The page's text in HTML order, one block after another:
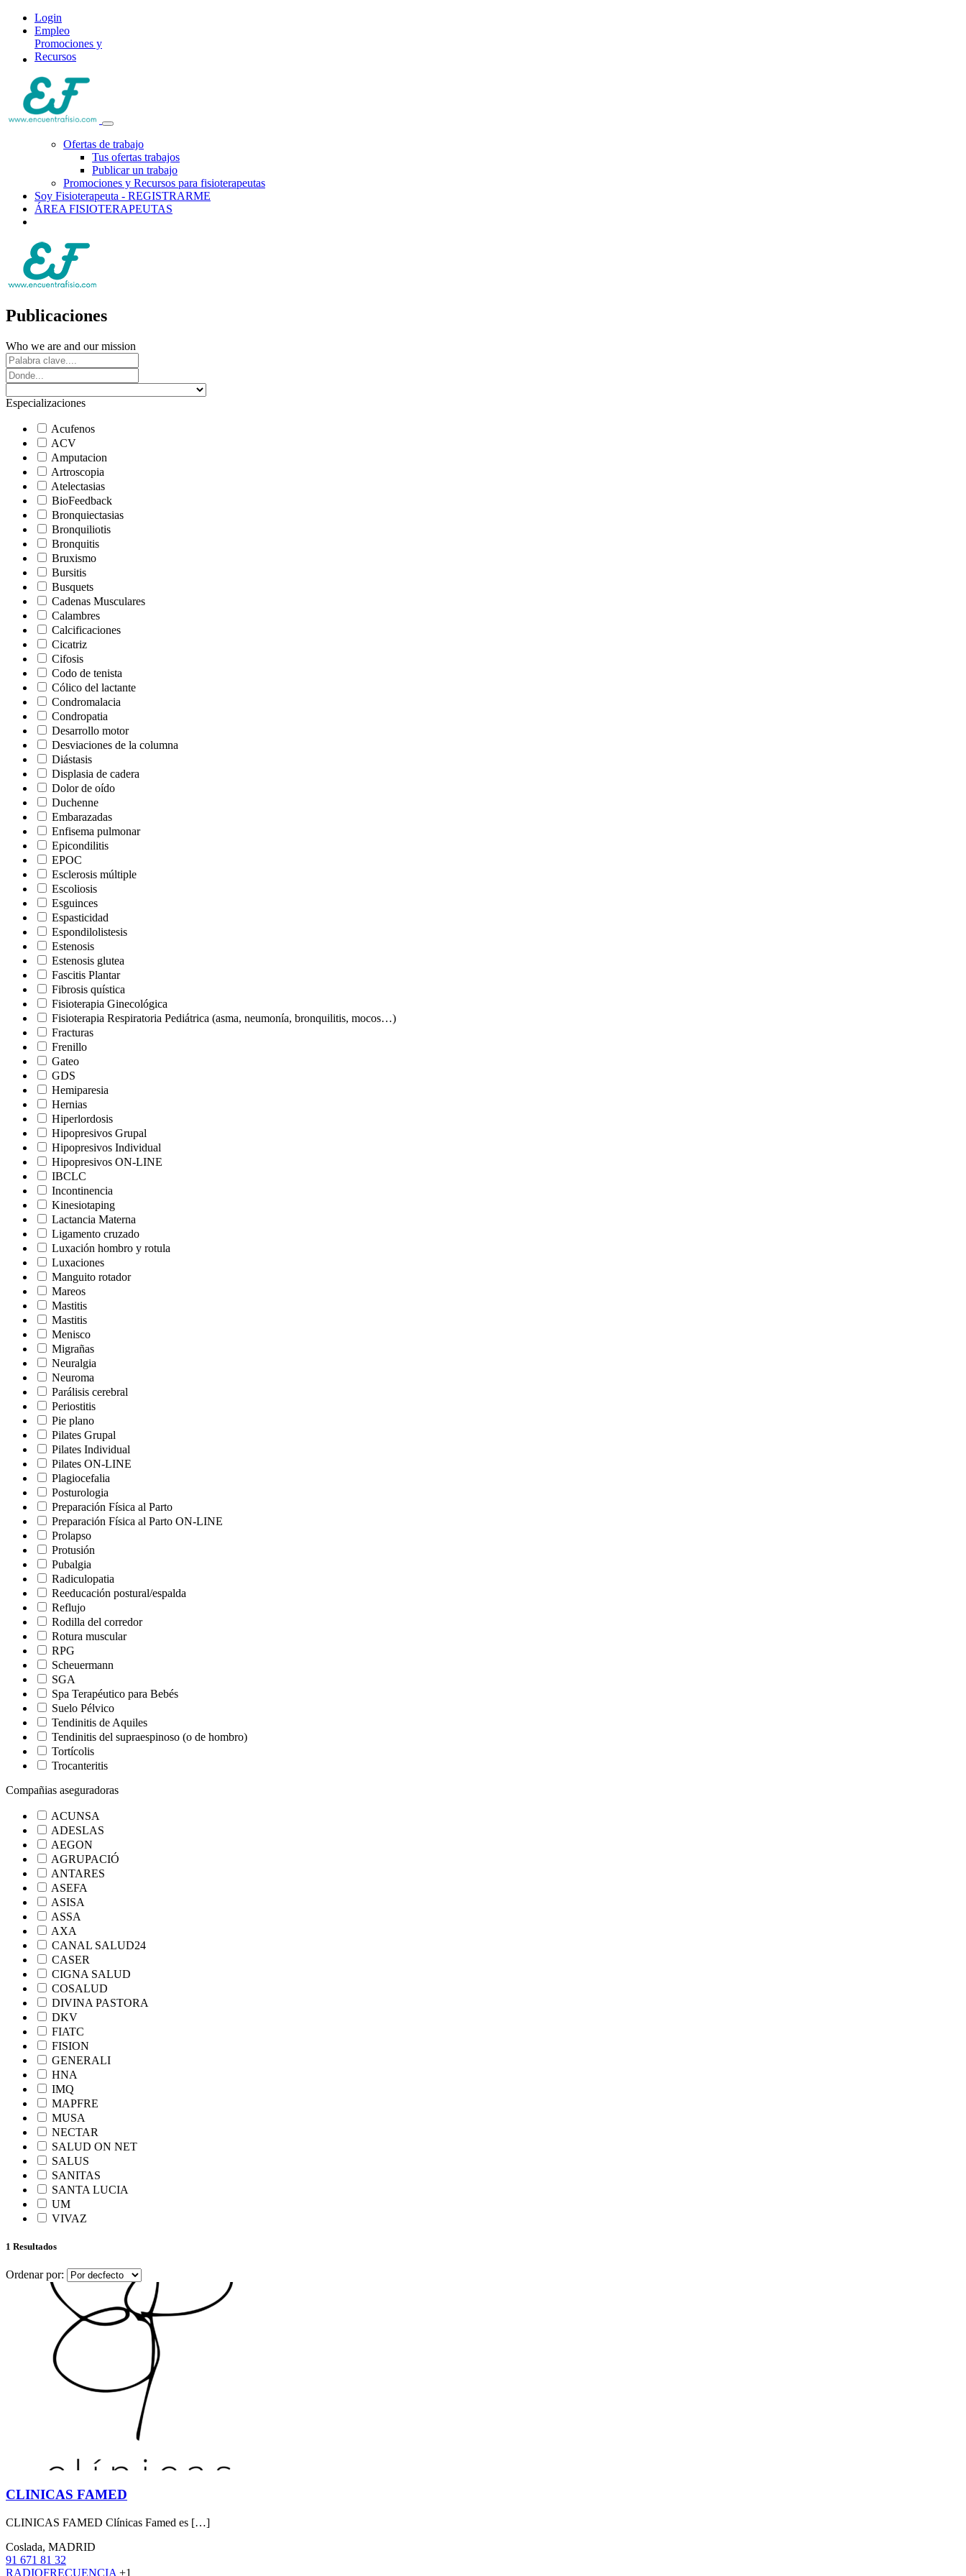
Login
Empleo
Promociones y
Recursos
Ofertas de trabajo
Tus ofertas trabajos
Publicar un trabajo
Promociones y Recursos para fisioterapeutas
Soy Fisioterapeuta - REGISTRARME
ÁREA FISIOTERAPEUTAS
Publicaciones
Who we are and our mission
Especializaciones
Acufenos
ACV
Amputacion
Artroscopia
Atelectasias
BioFeedback
Bronquiectasias
Bronquiliotis
Bronquitis
Bruxismo
Bursitis
Busquets
Cadenas Musculares
Calambres
Calcificaciones
Cicatriz
Cifosis
Codo de tenista
Cólico del lactante
Condromalacia
Condropatia
Desarrollo motor
Desviaciones de la columna
Diástasis
Displasia de cadera
Dolor de oído
Duchenne
Embarazadas
Enfisema pulmonar
Epicondilitis
EPOC
Esclerosis múltiple
Escoliosis
Esguinces
Espasticidad
Espondilolistesis
Estenosis
Estenosis glutea
Fascitis Plantar
Fibrosis quística
Fisioterapia Ginecológica
Fisioterapia Respiratoria Pediátrica (asma, neumonía, bronquilitis, mocos…)
Fracturas
Frenillo
Gateo
GDS
Hemiparesia
Hernias
Hiperlordosis
Hipopresivos Grupal
Hipopresivos Individual
Hipopresivos ON-LINE
IBCLC
Incontinencia
Kinesiotaping
Lactancia Materna
Ligamento cruzado
Luxación hombro y rotula
Luxaciones
Manguito rotador
Mareos
Mastitis
Mastitis
Menisco
Migrañas
Neuralgia
Neuroma
Parálisis cerebral
Periostitis
Pie plano
Pilates Grupal
Pilates Individual
Pilates ON-LINE
Plagiocefalia
Posturologia
Preparación Física al Parto
Preparación Física al Parto ON-LINE
Prolapso
Protusión
Pubalgia
Radiculopatia
Reeducación postural/espalda
Reflujo
Rodilla del corredor
Rotura muscular
RPG
Scheuermann
SGA
Spa Terapéutico para Bebés
Suelo Pélvico
Tendinitis de Aquiles
Tendinitis del supraespinoso (o de hombro)
Tortícolis
Trocanteritis
Compañias aseguradoras
ACUNSA
ADESLAS
AEGON
AGRUPACIÓ
ANTARES
ASEFA
ASISA
ASSA
AXA
CANAL SALUD24
CASER
CIGNA SALUD
COSALUD
DIVINA PASTORA
DKV
FIATC
FISION
GENERALI
HNA
IMQ
MAPFRE
MUSA
NECTAR
SALUD ON NET
SALUS
SANITAS
SANTA LUCIA
UM
VIVAZ
1 Resultados
Ordenar por:
CLINICAS FAMED
CLINICAS FAMED Clínicas Famed es […]
Coslada, MADRID
91 671 81 32
RADIOFRECUENCIA +1